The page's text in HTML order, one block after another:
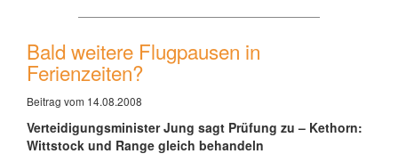
Bald weitere Flugpausen in
Ferienzeiten?
Beitrag vom 14.08.2008
Verteidigungsminister Jung sagt Prüfung zu – Kethorn:
Wittstock und Range gleich behandeln